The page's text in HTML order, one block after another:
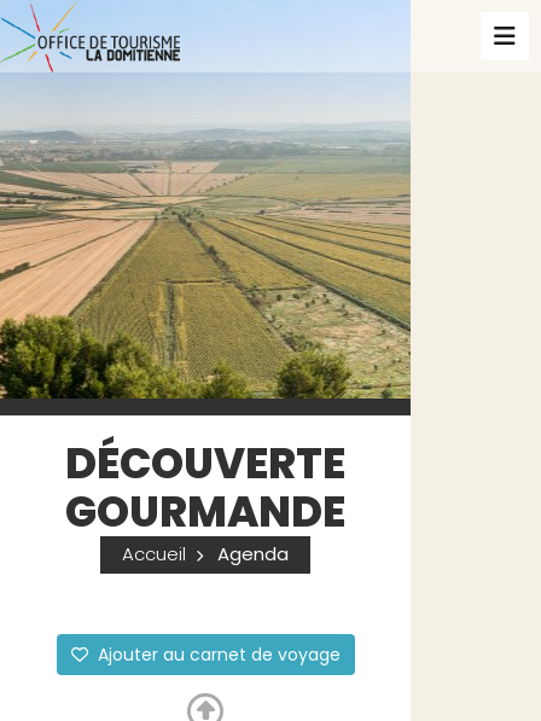
DÉCOUVERTE
GOURMANDE
Accueil Agenda
Ajouter au carnet de voyage